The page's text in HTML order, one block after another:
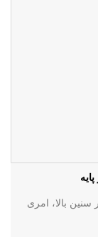
سنین بالا، امری